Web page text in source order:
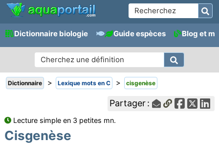
Dictionnaire biologie Guide espèces Blog et
Dictionnaire > Lexique mots en C > cisgenèse
Partager :
Lecture simple en 3 petites mn.
Cisgenèse